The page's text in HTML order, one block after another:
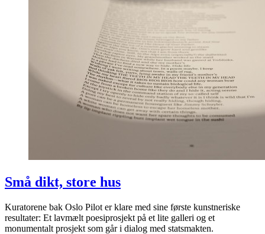
Små dikt, store hus
Kuratorene bak Oslo Pilot er klare med sine første kunstneriske
resultater: Et lavmælt poesiprosjekt på et lite galleri og et
monumentalt prosjekt som går i dialog med statsmakten.